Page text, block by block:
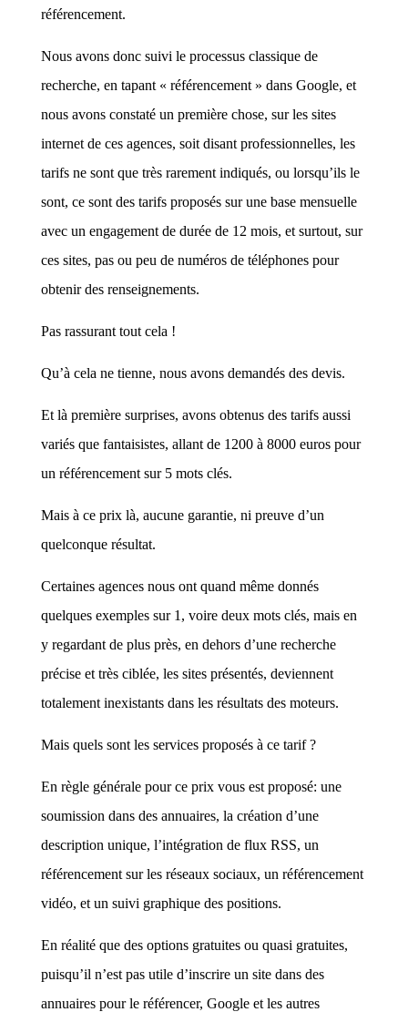
référencement.
Nous avons donc suivi le processus classique de
recherche, en tapant « référencement » dans Google, et
nous avons constaté un première chose, sur les sites
internet de ces agences, soit disant professionnelles, les
tarifs ne sont que très rarement indiqués, ou lorsqu’ils le
sont, ce sont des tarifs proposés sur une base mensuelle
avec un engagement de durée de 12 mois, et surtout, sur
ces sites, pas ou peu de numéros de téléphones pour
obtenir des renseignements.
Pas rassurant tout cela !
Qu’à cela ne tienne, nous avons demandés des devis.
Et là première surprises, avons obtenus des tarifs aussi
variés que fantaisistes, allant de 1200 à 8000 euros pour
un référencement sur 5 mots clés.
Mais à ce prix là, aucune garantie, ni preuve d’un
quelconque résultat.
Certaines agences nous ont quand même donnés
quelques exemples sur 1, voire deux mots clés, mais en
y regardant de plus près, en dehors d’une recherche
précise et très ciblée, les sites présentés, deviennent
totalement inexistants dans les résultats des moteurs.
Mais quels sont les services proposés à ce tarif ?
En règle générale pour ce prix vous est proposé: une
soumission dans des annuaires, la création d’une
description unique, l’intégration de flux RSS, un
référencement sur les réseaux sociaux, un référencement
vidéo, et un suivi graphique des positions.
En réalité que des options gratuites ou quasi gratuites,
puisqu’il n’est pas utile d’inscrire un site dans des
annuaires pour le référencer, Google et les autres